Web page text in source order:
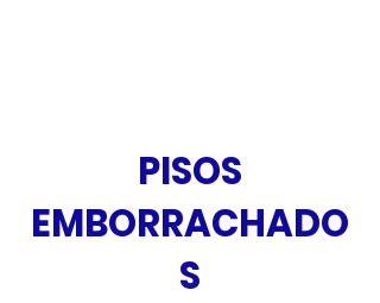
PISOS
EMBORRACHADO
S